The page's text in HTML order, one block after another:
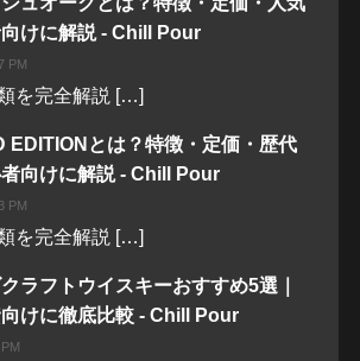
けに解説 - Chill Pour
PM
を完全解説 […]
EDITIONとは？特徴・定価・歴代
向けに解説 - Chill Pour
PM
を完全解説 […]
ラフトウイスキーおすすめ5選｜
けに徹底比較 - Chill Pour